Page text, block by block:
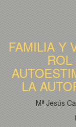
FAMILIA Y
LA
Mª Jesús